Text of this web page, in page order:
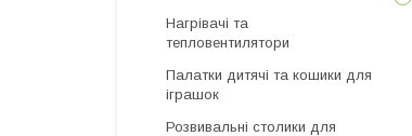
Нагрівачі та
тепловентилятори
Палатки дитячі та кошики для
іграшок
Розвивальні столики для